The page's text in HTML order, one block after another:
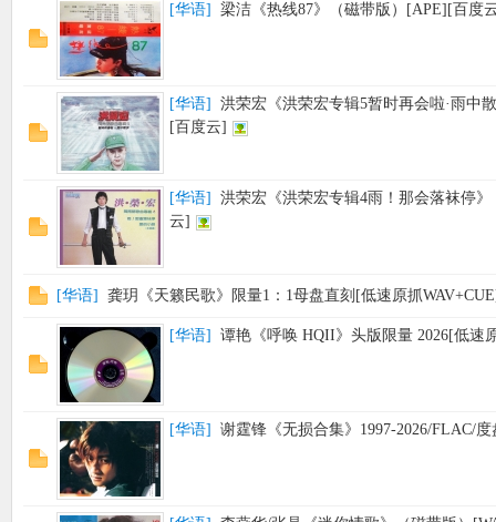
[华语] 梁洁《热线87》（磁带版）[APE][百度
[华语]
洪荣宏《洪荣宏专辑5暂时再会啦·雨中
[百度云]
[华语]
洪荣宏《洪荣宏专辑4雨！那会落袜停
云]
[华语] 龚玥《天籁民歌》限量1：1母盘直刻[低速原抓
[华语] 谭艳《呼唤 HQII》头版限量 2026[低速
[华语] 谢霆锋《无损合集》1997-2026/FLAC/度